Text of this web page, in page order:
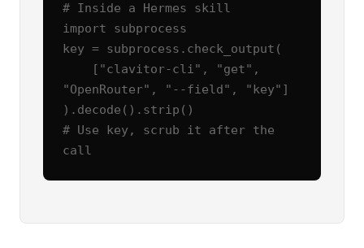
# Inside a Hermes skill
import subprocess
key = subprocess.check_output(
"OpenRouter", "--field", "key"]
).decode().strip()
# Use key, scrub it after the
call